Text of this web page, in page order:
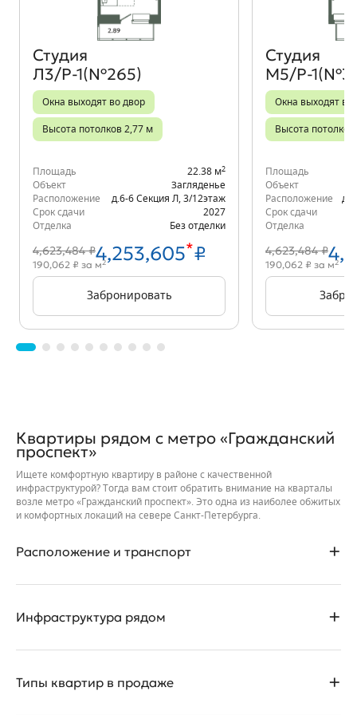
Студия
Л3/Р-1(№265)
Окна выходят во двор
Высота потолков 2,77 м
Площадь 22.38 м2
Объект
Загляденье
Расположение
д.6-6 Секция Л 3/12этаж
Срок сдачи
2027
Отделка
Без отделки
4,623,484 ₽4,253,605*₽
190,062 ₽ за м2
Забронировать
Студия
М5/Р-
Окна выходят во
Высота
Площадь
Объект
Расположение
Срок сдачи
Отделка
4,623,484 ₽
190,062 ₽ за м2
Квартиры рядом с метро «Гражданский
проспект»
Ищете комфортную квартиру в районе с качественной
инфраструктурой? Тогда вам стоит обратить внимание на кварталы
возле метро «Гражданский проспект». Это одна из наиболее обжитых
и комфортных локаций на севере Санкт-Петербурга.
Расположение и транспорт
Компании Л1: ЖК «Лондон Парк», «Шекспир», «Байрон» и «Поэт».
Квартал ограничен улицей Кустодиева, Поэтическим бульваром,
Инфраструктура рядом
На соседних от домов улицах действуют:
Типы квартир в продаже